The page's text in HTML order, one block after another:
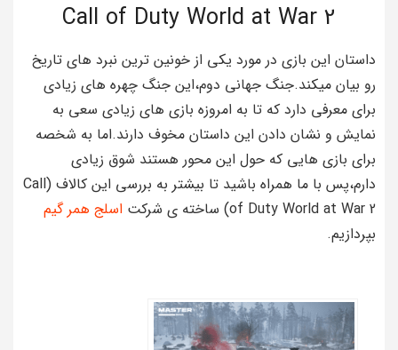
Call of Duty World at War 2
داستان این بازی در مورد یکی از خونین ترین نبرد های تاریخ
رو بیان میکند.جنگ جهانی دوم،این جنگ چهره های زیادی
برای معرفی دارد که تا به امروزه بازی های زیادی سعی به
نمایش و نشان دادن این داستان مخوف دارند.اما به شخصه
برای بازی هایی که حول این محور هستند شوق زیادی
دارم،پس با ما همراه باشید تا بیشتر به بررسی این کالاف (Call
of Duty World at War 2) ساخته ی شرکت
اسلج همر گیم
بپردازیم.